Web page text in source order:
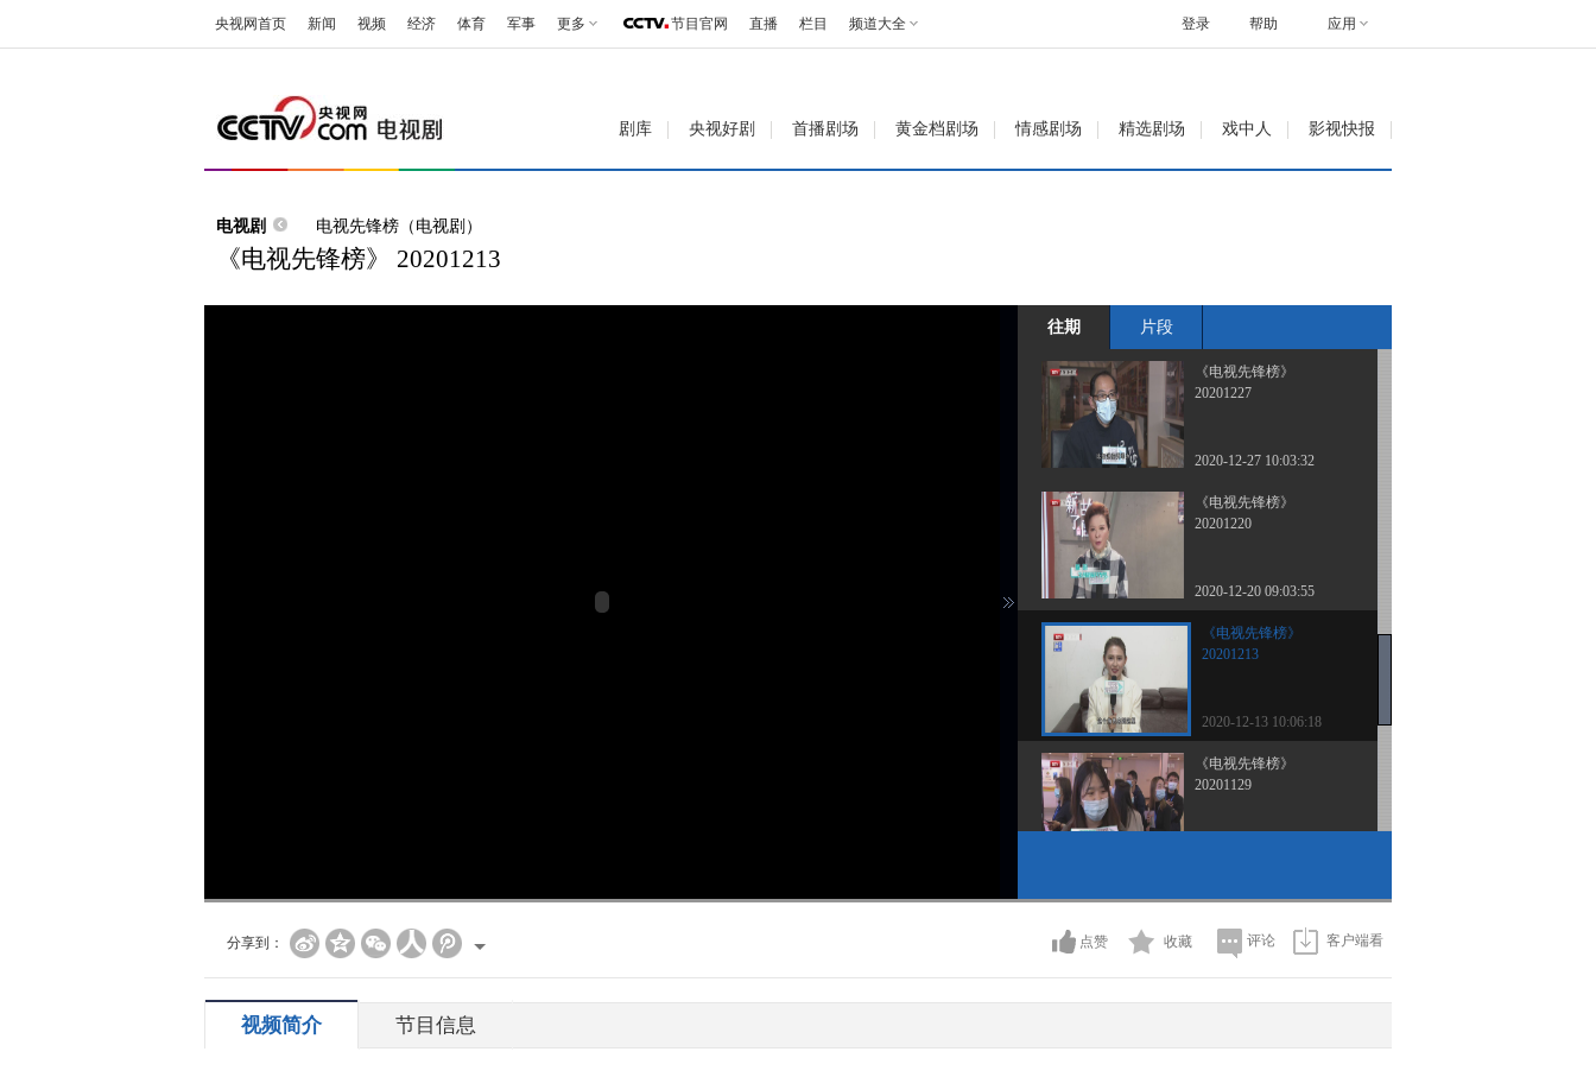
央视网首页 新闻 视频 经济 体育 军事 更多 节目官网 直播 栏目 频道大全 帮助 应用
登录
剧库 央视好剧 首播剧场 黄金档剧场 情感剧场 精选剧场 戏中人 影视快报
电视剧 电视先锋榜（电视剧）
《电视先锋榜》 20201213
往期 片段
20210117
《电视先锋榜》
20201227
2020-12-27 10:03:32
《电视先锋榜》
20201220
2020-12-20 09:03:55
《电视先锋榜》
20201213
2020-12-13 10:06:18
《电视先锋榜》
20201129
2020-11-22 09:47:29
20201115
分享到： 点赞 收藏 评论 客户端看
视频简介 节目信息